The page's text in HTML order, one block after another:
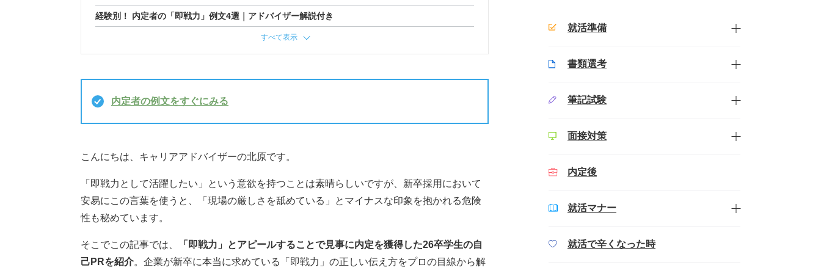
経験別！ 内定者の「即戦力」例文4選｜アドバイザー解説付き
すべて表示
内定者の例文をすぐにみる
こんにちは、キャリアアドバイザーの北原です。
「即戦力として活躍したい」という意欲を持つことは素晴らしいですが、新卒採用において
安易にこの言葉を使うと、「現場の厳しさを舐めている」とマイナスな印象を抱かれる危険
性も秘めています。
そこでこの記事では、
「即戦力」とアピールすることで見事に内定を獲得した26卒学生の自
己PRを紹介。企業が新卒に本当に求めている「即戦力」の正しい伝え方をプロの目線から解
就活準備
書類選考
筆記試験
面接対策
内定後
就活マナー
就活で辛くなった時